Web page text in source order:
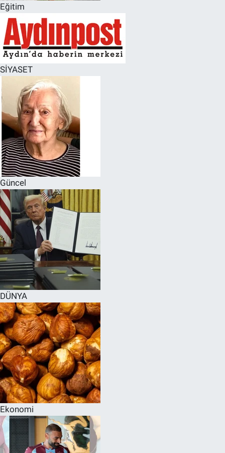
Eğitim
SİYASET
Güncel
DÜNYA
Ekonomi